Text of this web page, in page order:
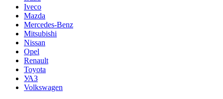
Iveco
Mazda
Mercedes-Benz
Mitsubishi
Nissan
Opel
Renault
Toyota
УАЗ
Volkswagen